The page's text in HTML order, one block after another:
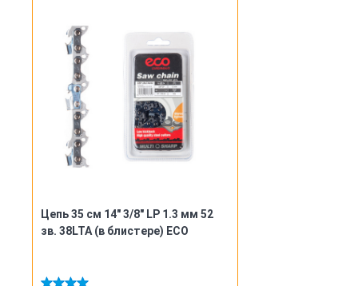
Цепь 35 см 14" 3/8" LP 1.3 мм 52
зв. 38LTA (в блистере) ECO